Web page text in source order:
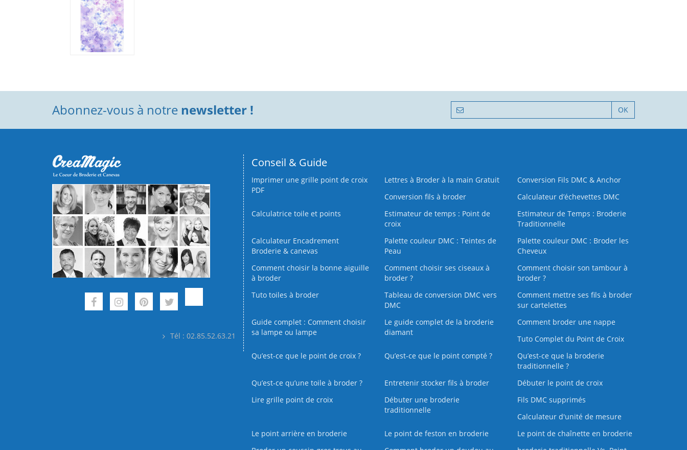
Abonnez-vous à notre newsletter ! OK
Tél : 02.85.52.63.21
Conseil & Guide
Imprimer une grille point de croix
PDF
Lettres à Broder à la main Gratuit
Conversion Fils DMC & Anchor
Conversion fils à broder
Calculateur d’échevettes DMC
Calculatrice toile et points
Estimateur de temps : Point de
croix
Estimateur de Temps : Broderie
Traditionnelle
Calculateur Encadrement
Broderie & canevas
Palette couleur DMC : Teintes de
Peau
Palette couleur DMC : Broder les
Cheveux
Comment choisir la bonne aiguille
à broder
Comment choisir ses ciseaux à
broder ?
Comment choisir son tambour à
broder ?
Tuto toiles à broder
Tableau de conversion DMC vers
DMC
Comment mettre ses fils à broder
sur cartelettes
Guide complet : Comment choisir
sa lampe ou lampe
Le guide complet de la broderie
diamant
Comment broder une nappe
Tuto Complet du Point de Croix
Qu’est-ce que le point de croix ?
Qu’est-ce que le point compté ?
Qu’est-ce que la broderie
traditionnelle ?
Qu’est‑ce qu’une toile à broder ?
Entretenir stocker fils à broder
Débuter le point de croix
Lire grille point de croix
Débuter une broderie
traditionnelle
Fils DMC supprimés
Calculateur d'unité de mesure
Le point arrière en broderie
Le point de feston en broderie
Le point de chaînette en broderie